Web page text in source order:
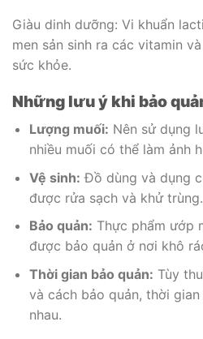
Giàu dinh dưỡng: Vi khuẩn
men sản sinh ra các vitamin
sức khỏe.
Những lưu ý khi bảo
Lượng muối: Nên sử dụng
nhiều muối có thể làm ảnh
Vệ sinh: Đồ dùng và dụng
được rửa sạch và khử trùng.
Bảo quản: Thực phẩm ướp
được bảo quản ở nơi khô
Thời gian bảo quản: Tùy
và cách bảo quản, thời
nhau.